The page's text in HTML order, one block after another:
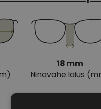
18 mm
Ninavahe laius